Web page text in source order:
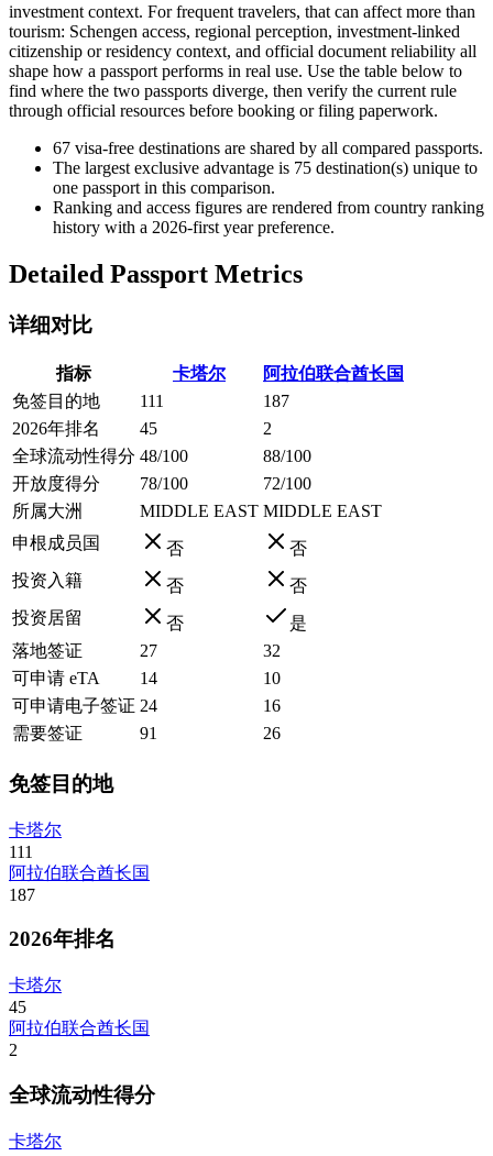
investment context. For frequent travelers, that can affect more than
tourism: Schengen access, regional perception, investment-linked
citizenship or residency context, and official document reliability all
shape how a passport performs in real use. Use the table below to
find where the two passports diverge, then verify the current rule
through official resources before booking or filing paperwork.
67 visa-free destinations are shared by all compared passports.
The largest exclusive advantage is 75 destination(s) unique to
one passport in this comparison.
Ranking and access figures are rendered from country ranking
history with a 2026-first year preference.
Detailed Passport Metrics
详细对比
指标 卡塔尔
阿拉伯联合酋长国
免签目的地
111
187
2026年排名
45
2
全球流动性得分 48/100
88/100
开放度得分
78/100
72/100
所属大洲
MIDDLE EAST MIDDLE EAST
申根成员国
否
否
投资入籍
否
否
投资居留
否
是
落地签证
27
32
可申请 eTA
14
10
可申请电子签证 24
16
需要签证
91 26
免签目的地
卡塔尔
111
阿拉伯联合酋长国
187
2026年排名
卡塔尔
45
阿拉伯联合酋长国
2
全球流动性得分
卡塔尔